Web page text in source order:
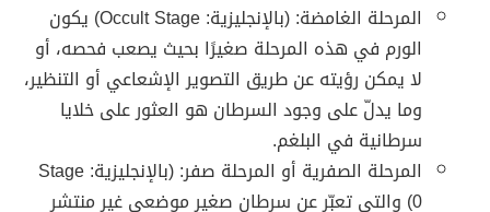
المرحلة الغامضة: (بالإنجليزية: Occult Stage) يكون
الورم في هذه المرحلة صغيرًا بحيث يصعب فحصه، أو
لا يمكن رؤيته عن طريق التصوير الإشعاعي أو التنظير،
وما يدلّ على وجود السرطان هو العثور على خلايا
سرطانية في البلغم.
المرحلة الصفرية أو المرحلة صفر: (بالإنجليزية: Stage
0) والتي تعبّر عن سرطان صغير موضعي غير منتشر